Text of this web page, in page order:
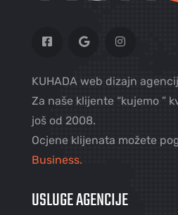
KUHADA web dizajn
Za naše klijente “kujemo ”
još od 2008.
Ocjene klijenata možete
Business.
USLUGE AGENCIJE